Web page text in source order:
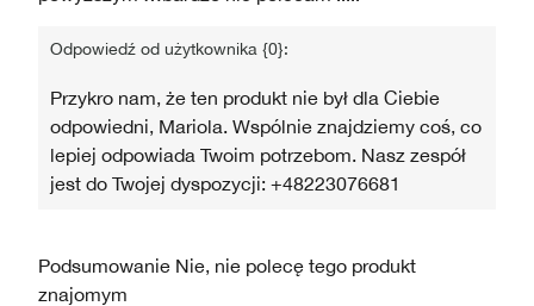
Odpowiedź od użytkownika {0}:
Przykro nam, że ten produkt nie był dla Ciebie
odpowiedni, Mariola. Wspólnie znajdziemy coś, co
lepiej odpowiada Twoim potrzebom. Nasz zespół
jest do Twojej dyspozycji: +48223076681
Podsumowanie Nie, nie polecę tego produkt
znajomym